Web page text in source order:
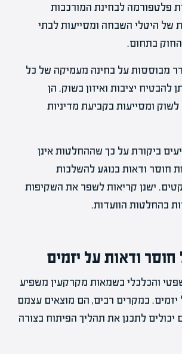
פלטפורמה לבחינת המורכבות
של היטלי השבחה ומסייעות לבתי
בתחום.
מבוססות על בחינה מעמיקה של כל
להבטיח יציבות ואיזון בשוק. הן
ומסייעות בקביעת מדיניות
ביקורת על כך שההחלטות אינן
חוסר ודאות בנוגע להשלכות
ישנן קריאות לשפר את השקיפות
בהחלטות הוועדות.
ודאות על יזמים
והכלכלי בשמאות מקרקעין משפיע
יזמים. במקרים רבים, הם מוצאים עצמם
לתכנן את תהליך הפיתוח בצורה